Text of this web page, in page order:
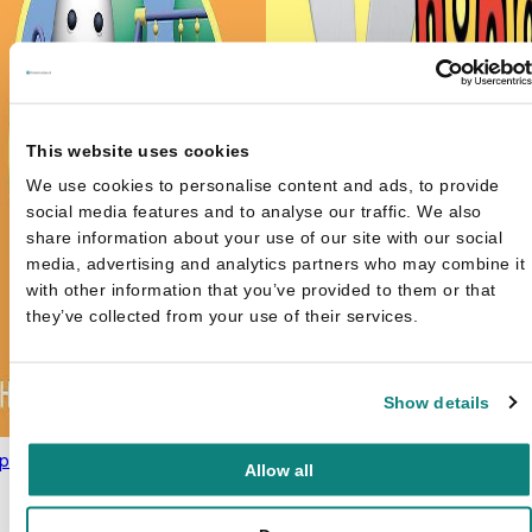
This website uses cookies
We use cookies to personalise content and ads, to provide
social media features and to analyse our traffic. We also
share information about your use of our site with our social
media, advertising and analytics partners who may combine it
with other information that you’ve provided to them or that
they’ve collected from your use of their services.
Show details
Allow all
is jarig softcover